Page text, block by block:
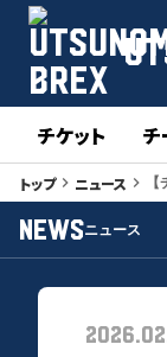
チケット チ
トップkeyboard_arrow_right ニュース keyboard_arrow_right
NEWSニュース